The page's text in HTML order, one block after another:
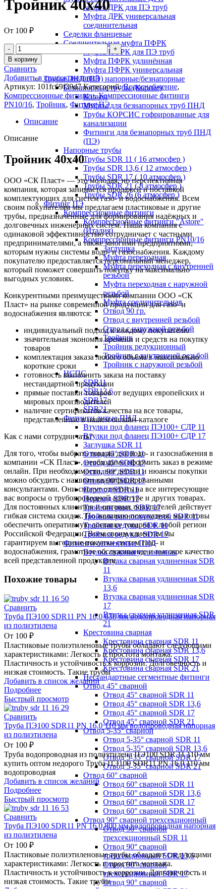
Муфта ДРК для ПЭ труб
Муфта ДРК универсальная
соединительная
Седелки фланцевые
Соединительная муфта ПФРК
Муфта ПФРК для ПЭ труб
Муфта ПФРК удлинённая
Муфта ПФРК универсальная
Трубы ПНД (ПЭ) напорные/безнапорные
Безнапорные трубы (Корсис)
Кольца
Муфты для безнапорных труб ПНД
Трубы КОРСИС гофрированные для
канализации
Фитинги для безнапорных труб ПНД
(ПЭ)
Напорные трубы
Трубы SDR 11 ( 16 атмосфер )
Трубы SDR 13,6 ( 12 атмосфер )
Трубы SDR 17 ( 10 атмосфер )
Трубы SDR 21 ( 8 атмосфер )
Трубы SDR 26 (6 атмосфер )
Фитинг ПЭ
Компрессионные фитинги
Компрессионные фитинги "Astore"
(Италия)
Компрессионные фитинги PN10/16
Заглушка
Муфта переходная
Муфта переходная с внутренней
резьбой
Муфта переходная с наружной
резьбой
Муфта соединительная
Отвод 90 гр.
Отвод с внутренней резьбой
Отвод с наружной резьбой
Тройник
Тройник редукционный
Тройник с внутренней резьбой
Тройник с наружной резьбой
НСПС
SDR11
SDR13,6
SDR17
SDR21
Фитинги литые ПНД
Втулки под фланец ПЭ100+ СДР 11
Втулки под фланец ПЭ100+ СДР 17
Заглушка SDR 11
Отвод 45° SDR 11
Отвод 45° SDR 17
Отвод 90° SDR 11
Отвод 90° SDR 17
Переход SDR 11
Переход SDR 17
Тройник равн. SDR 17
Тройник равнопроходной SDR 11
Тройник редукц. SDR 11
Тройник редукц. SDR 17
Фитинги сегментные ПНД
Втулка сварная удлиненная
Втулка сварная удлиненная SDR
11
Втулка сварная удлиненная SDR
13,6
Втулка сварная удлиненная SDR
17
Втулка сварная удлиненная SDR
21
Крестовина сварная
Крестовина сварная SDR 11
Крестовина сварная SDR 13,6
Крестовина сварная SDR 17
Крестовина сварная SDR 21
Нестандартные сегментные фитинги
Отвод 45° сварной
Отвод 45° сварной SDR 11
Отвод 45° сварной SDR 13,6
Отвод 45° сварной SDR 17
Отвод 45° сварной SDR 21
Отвод 5-35° сварной
Отвод 5-35° сварной SDR 11
Отвод 5-35° сварной SDR 13,6
Отвод 5-35° сварной SDR 17
Отвод 5-35° сварной SDR 21
Отвод 60° сварной
Отвод 60° сварной SDR 11
Отвод 60° сварной SDR 13,6
Отвод 60° сварной SDR 17
Отвод 60° сварной SDR 21
Отвод 90° сварной трехсекционный
Отвод 90° сварной
трехсекционный SDR 11
Отвод 90° сварной
трехсекционный SDR 13,6
Отвод 90° сварной
трехсекционный SDR 17
Отвод 90° сварной
Тройник 40х40
От 100 ₽
Количество
товара
Тройник
40х40
В корзину
Сравнить
Добавить в список желаний
Артикул: 101fc69f39d7Категорий: Водоснабжение,
Компрессионные фитинги, Компрессионные фитинги
PN10/16, Тройник, Фитинг ПЭ
Описание
Описание
Тройник 40х40
ООО «СК Пласт» — это молодая, но перспективная
компания, которая занимается продажей и поставкой
комплектующих для систем газо- и водоснабжения. Всем
своим покупателям мы предлагаем пластиковые и другие
трубы, предназначенные для формирования надёжных и
долговечных инженерных систем. Наша компания с
одинаковой эффективностью сотрудничает с частными
предпринимателями, а также многими предприятиями,
которым нужны системы водо- и газоснабжения. Каждому
покупателю предоставляется персональный менеджер,
который поможет совершить покупку на максимально
выгодных условиях.
Конкурентными преимуществами компании ООО «СК
Пласт» на рынке современной продукции для газо- и
водоснабжения являются:
индивидуальный подход к каждому покупателю
значительная экономия времени и средств на покупку
товаров
комплектация заказа любого объёма в максимально
короткие сроки
готовность выполнить заказа на поставку
нестандартной продукции
прямые поставки товаров от ведущих европейских и
мировых производителей
наличие сертификатов качества на все товары,
представленные в нашем онлайн-каталоге
Как с нами сотрудничать?
Для того, чтобы выбрать товары для водо- и газоснабжения в
компании «СК Пласт», необходимо оформить заказ в режиме
онлайн. При необходимости, все детали и нюансы покупки
можно обсудить с нашими квалифицированными
консультантами. Они смогут ответить на все интересующие
вас вопросы о трубопроводной арматуре и других товарах.
Для постоянных клиентов и оптовых покупателей действует
гибкая система скидок. По желанию покупателя, мы готовы
обеспечить оперативную доставку товаров в любой регион
Российской Федерации. Всем своим клиентам мы
гарантируем выгодные покупки систем газо- и
водоснабжения, грамотное обслуживание и высокое качество
всей представленной продукции.
Похожие товары
Сравнить
Труба ПЭ100 SDR11 PN 16,0 630 мм водопроводная напорная
из полиэтилена
От 100 ₽
Пластиковые полиэтиленовые трубы обладают следующими
характеристиками: Легкость и простота монтажа.
Пластичность и устойчивость к коррозии. Долговечность и
низкая стоимость. Такие трубы
Добавить в список желаний
Подробнее
Быстрый просмотр
Сравнить
Труба ПЭ100 SDR11 PN 16,0 110 мм водопроводная напорная
из полиэтилена
От 100 ₽
Труба водопроводная из полиэтилена ПЭ100 SDR 11 110 мм
купить оптом недорого Труба ПЭ100 SDR11 PN 16,0 110 мм
водопроводная
Добавить в список желаний
Подробнее
Быстрый просмотр
Сравнить
Труба ПЭ100 SDR11 PN 16,0 800 мм водопроводная напорная
из полиэтилена
От 100 ₽
Пластиковые полиэтиленовые трубы обладают следующими
характеристиками: Легкость и простота монтажа.
Пластичность и устойчивость к коррозии. Долговечность и
низкая стоимость. Такие трубы